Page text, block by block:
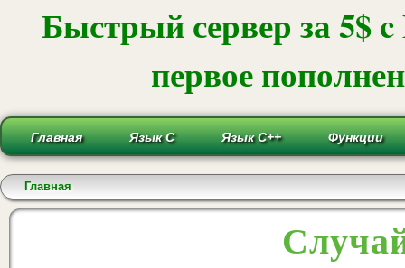
Быстрый сервер за 5$
первое
Главная Язык С Язык С++ Функции
Вы здесь
Главная